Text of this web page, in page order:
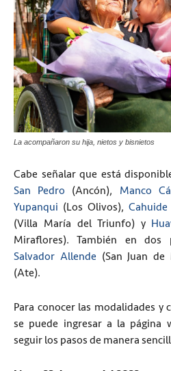
La acompañaron su hija, nietos y bisnietos
Cabe señalar que está
San Pedro (Ancón), Manco
Yupanqui (Los Olivos), Cahuide
(Villa María del Triunfo) y
Miraflores). También en dos
Salvador Allende (San Juan
(Ate).
Para conocer las modalidades
se puede ingresar a la página
seguir los pasos de manera